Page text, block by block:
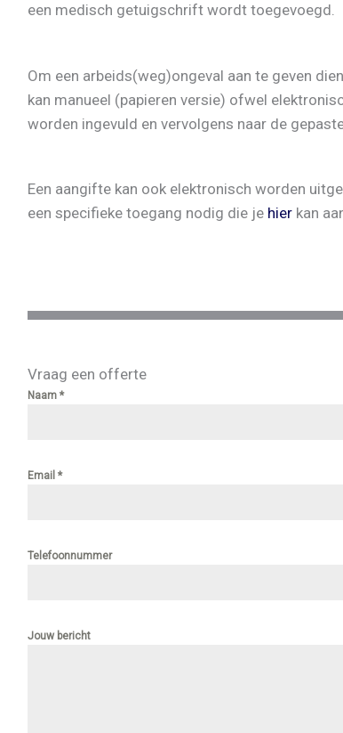
een medisch getuigschrift wordt toegevoegd.
Om een arbeids(weg)ongeval aan te geven
kan manueel (papieren versie) ofwel
worden ingevuld en vervolgens naar de
Een aangifte kan ook elektronisch worden
een specifieke toegang nodig die je hier kan
Vraag een offerte
Naam*
Email*
Telefoonnummer
Jouw bericht